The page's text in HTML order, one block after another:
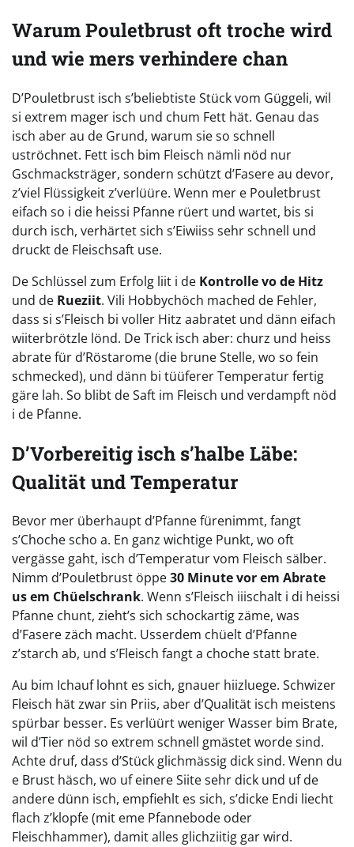
Warum Pouletbrust oft troche wird
und wie mers verhindere chan
D’Pouletbrust isch s’beliebtiste Stück vom Güggeli, wil
si extrem mager isch und chum Fett hät. Genau das
isch aber au de Grund, warum sie so schnell
uströchnet. Fett isch bim Fleisch nämli nöd nur
Gschmacksträger, sondern schützt d’Fasere au devor,
z’viel Flüssigkeit z’verlüüre. Wenn mer e Pouletbrust
eifach so i die heissi Pfanne rüert und wartet, bis si
durch isch, verhärtet sich s’Eiwiiss sehr schnell und
druckt de Fleischsaft use.
De Schlüssel zum Erfolg liit i de Kontrolle vo de Hitz
und de Rueziit. Vili Hobbychöch mached de Fehler,
dass si s’Fleisch bi voller Hitz aabratet und dänn eifach
wiiterbrötzle lönd. De Trick isch aber: churz und heiss
abrate für d’Röstarome (die brune Stelle, wo so fein
schmecked), und dänn bi tüüferer Temperatur fertig
gäre lah. So blibt de Saft im Fleisch und verdampft nöd
i de Pfanne.
D’Vorbereitig isch s’halbe Läbe:
Qualität und Temperatur
Bevor mer überhaupt d’Pfanne fürenimmt, fangt
s’Choche scho a. En ganz wichtige Punkt, wo oft
vergässe gaht, isch d’Temperatur vom Fleisch sälber.
Nimm d’Pouletbrust öppe30 Minute vor em Abrate
us em Chüelschrank. Wenn s’Fleisch iiischalt i di heissi
Pfanne chunt, zieht’s sich schockartig zäme, was
d’Fasere zäch macht. Usserdem chüelt d’Pfanne
z’starch ab, und s’Fleisch fangt a choche statt brate.
Au bim Ichauf lohnt es sich, gnauer hiizluege. Schwizer
Fleisch hät zwar sin Priis, aber d’Qualität isch meistens
spürbar besser. Es verlüürt weniger Wasser bim Brate,
wil d’Tier nöd so extrem schnell gmästet worde sind.
Achte druf, dass d’Stück glichmässig dick sind. Wenn du
e Brust häsch, wo uf einere Siite sehr dick und uf de
andere dünn isch, empfiehlt es sich, s’dicke Endi liecht
flach z’klopfe (mit eme Pfannebode oder
Fleischhammer), damit alles glichziitig gar wird.